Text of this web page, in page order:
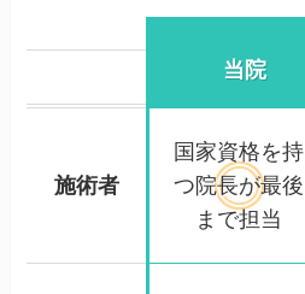
当院
施術者
国家資格を持
つ院長が最後
まで担当